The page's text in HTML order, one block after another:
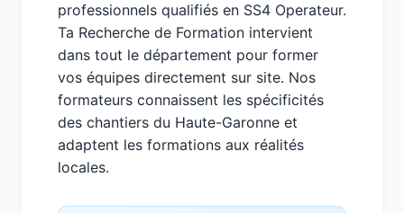
professionnels qualifiés en SS4 Operateur.
Ta Recherche de Formation intervient
dans tout le département pour former
vos équipes directement sur site. Nos
formateurs connaissent les spécificités
des chantiers du Haute-Garonne et
adaptent les formations aux réalités
locales.